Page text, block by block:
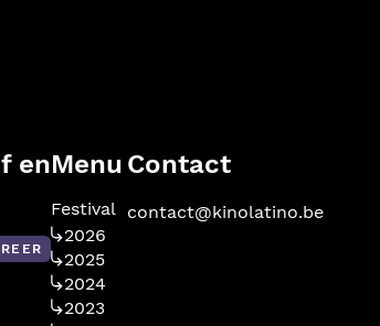
enMenu
Festival
2026
2025
2024
2023
Contact
contact@kinolatino.be